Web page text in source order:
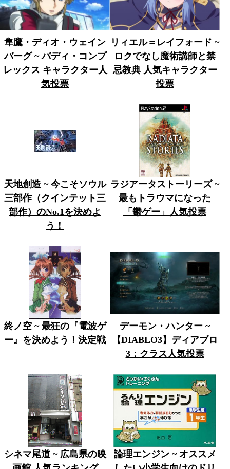
隼鷹・ディオ・ウェイン
バーグ ~ バディ・コンプ
レックス キャラクター人
気投票
リィエル＝レイフォード ~
ロクでなし魔術講師と禁
忌教典 人気キャラクター
投票
天地創造 ~ 今こそソウル
三部作（クインテット三
部作）のNo.1を決めよ
う！
ラジアータストーリーズ ~
最もトラウマになった
「鬱ゲー」人気投票
終ノ空 ~ 最狂の『電波ゲ
ー』を決めよう！決定戦
デーモン・ハンター ~
【DIABLO3】ディアブロ
3：クラス人気投票
シネマ尾道 ~ 広島県の映
論理エンジン ~ オススメ